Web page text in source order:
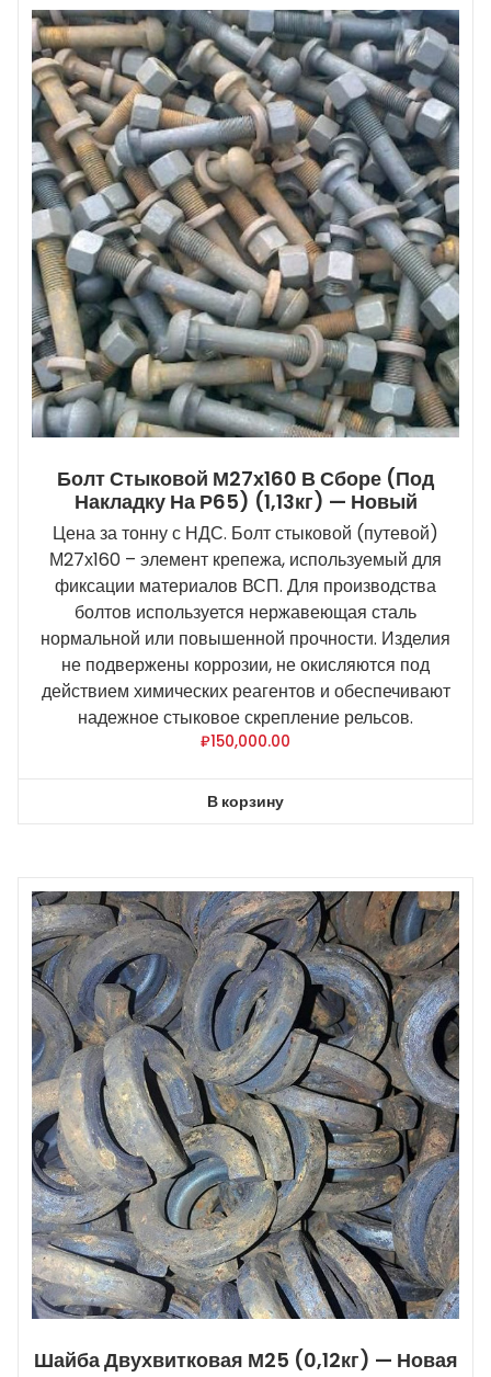
Болт Стыковой М27х160 В Сборе (под
Накладку На Р65) (1,13кг) — Новый
Цена за тонну с НДС. Болт стыковой (путевой)
М27х160 – элемент крепежа, используемый для
фиксации материалов ВСП. Для производства
болтов используется нержавеющая сталь
нормальной или повышенной прочности. Изделия
не подвержены коррозии, не окисляются под
действием химических реагентов и обеспечивают
надежное стыковое скрепление рельсов.
₽150,000.00
В корзину
Шайба Двухвитковая М25 (0,12кг) — Новая